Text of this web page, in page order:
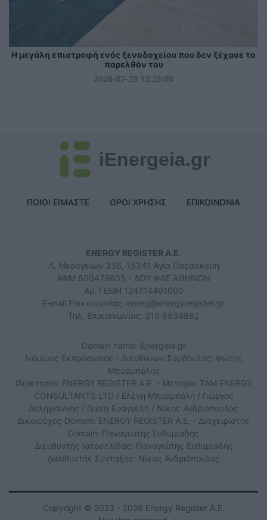
Η μεγάλη επιστροφή ενός ξενοδοχείου που δεν ξέχασε το
παρελθόν του
2026-07-29 12:25:00
iEnergeia.gr
ΠΟΙΟΙ ΕΙΜΑΣΤΕ ΟΡΟΙ ΧΡΗΣΗΣ ΕΠΙΚΟΙΝΩΝΙΑ
ENERGY REGISTER Α.Ε.
Λ. Μεσογείων 336, 15341 Αγία Παρασκευή
ΑΦΜ 800479805 - ΔΟΥ ΦΑΕ ΑΘΗΝΩΝ
Αρ. ΓΕΜΗ 124714401000
E-mail Επικοινωνίας: enreg@energyregister.gr
Τηλ. Επικοινωνίας: 210 6534882
Domain name: iEnergeia.gr
Νόμιμος Εκπρόσωπος - Διευθύνων Σύμβουλος: Φώτης
Μπορμπόλης
Ιδιοκτησία: ENERGY REGISTER Α.Ε. - Μέτοχοι: TAM ENERGY
CONSULTANTS LTD / Ελένη Μπορμπόλη / Γιώργος
Δεληγιάννης / Γιώτα Ευαγγελή / Νίκος Ανδριόπουλος
Δικαιούχος Domain: ENERGY REGISTER Α.Ε. - Διαχειριστής
Domain: Παναγιώτης Ευθυμιάδης
Διευθυντής Ιστοσελίδας: Παναγιώτης Ευθυμιάδης
Διευθυντής Σύνταξης: Νίκος Ανδριόπουλος
Copyright © 2023 - 2026 Energy Register Α.Ε.